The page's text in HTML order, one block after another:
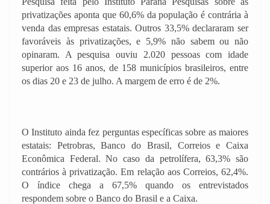
privatizações aponta que 60,6% da população é contrária à
venda das empresas estatais. Outros 33,5% declararam ser
favoráveis às privatizações, e 5,9% não sabem ou não
opinaram. A pesquisa ouviu 2.020 pessoas com idade
superior aos 16 anos, de 158 municípios brasileiros, entre
os dias 20 e 23 de julho. A margem de erro é de 2%.
O Instituto ainda fez perguntas específicas sobre as maiores
estatais: Petrobras, Banco do Brasil, Correios e Caixa
Econômica Federal. No caso da petrolífera, 63,3% são
contrários à privatização. Em relação aos Correios, 62,4%.
O índice chega a 67,5% quando os entrevistados
respondem sobre o Banco do Brasil e a Caixa.